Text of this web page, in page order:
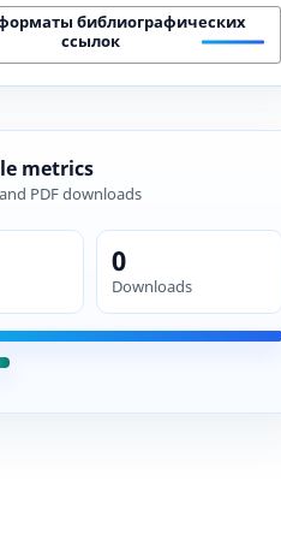
библиографических
ссылок
metrics
PDF downloads
0
Downloads